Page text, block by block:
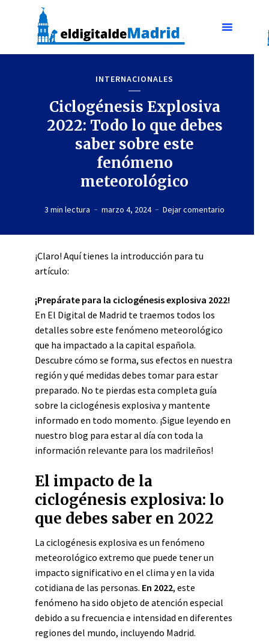
INTERNACIONALES
Ciclogénesis Explosiva
2022: Todo lo que debes
saber sobre este
fenómeno
meteorológico
3 min lectura marzo 4, 2024 Dejar comentario
¡Claro! Aquí tienes la introducción para tu
artículo:
¡Prepárate para la ciclogénesis explosiva 2022!
En El Digital de Madrid te traemos todos los
detalles sobre este fenómeno meteorológico
que ha impactado a la capital española.
Descubre cómo se forma, sus efectos en nuestra
región y qué medidas debes tomar para estar
preparado. No te pierdas esta completa guía
sobre la ciclogénesis explosiva y mantente
informado en todo momento. ¡Sigue leyendo en
nuestro blog para estar al día con toda la
información relevante para los madrileños!
El impacto de la
ciclogénesis explosiva: lo
que debes saber en 2022
La ciclogénesis explosiva es un fenómeno
meteorológico extremo que puede tener un
impacto significativo en el clima y en la vida
cotidiana de las personas. En 2022, este
fenómeno ha sido objeto de atención especial
debido a su frecuencia e intensidad en diferentes
regiones del mundo, incluyendo Madrid.